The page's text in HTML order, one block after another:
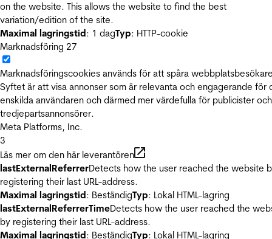
on the website. This allows the website to find the best
variation/edition of the site.
Maximal lagringstid: 1 dagTyp: HTTP-cookie
Marknadsföring 27
Marknadsföringscookies används för att spåra
Syftet är att visa annonser som är relevanta och engagerande för
enskilda användaren och därmed mer värdefulla för publicister och
tredjepartsannonsörer.
Meta Platforms, Inc.
3
Läs mer om den här leverantören
lastExternalReferrerDetects how the user reached the website
registering their last URL-address.
Maximal lagringstid: BeständigTyp: Lokal HTML-lagring
lastExternalReferrerTimeDetects how the user reached the
by registering their last URL-address.
Maximal lagringstid: BeständigTyp: Lokal HTML-lagring